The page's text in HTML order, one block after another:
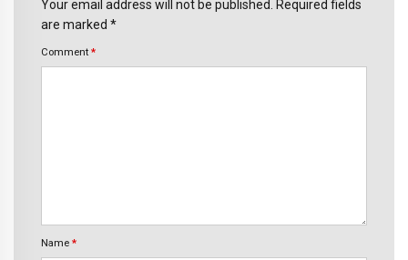
Your email address will not be published. Required fields
are marked *
Comment *
Name *